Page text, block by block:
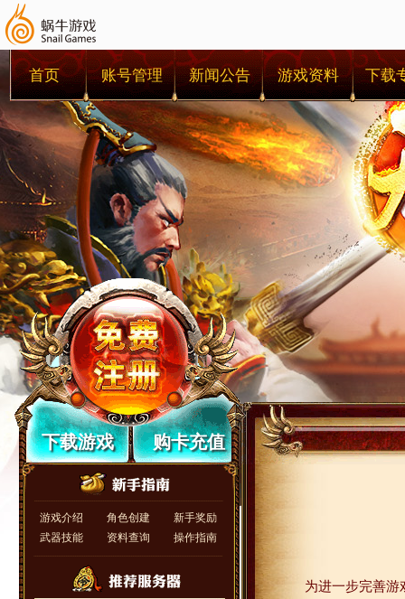
首页 账号管理 新闻公告 游戏资料 下载
下载游戏 购卡充值
游戏介绍 角色创建
新手奖励
武器技能
资料查询 操作指南
为进一步完善游